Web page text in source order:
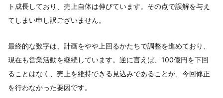
ト成長しており、売上自体は伸びています。その点で誤解を与え
てしまい申し訳ございません。
最終的な数字は、計画をやや上回るかたちで調整を進めており、
現在も営業活動を継続しています。逆に言えば、100億円を下回
ることはなく、売上を維持できる見込みであることが、今回修正
を行わなかった要因です。